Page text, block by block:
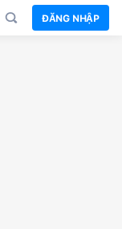
ĐĂNG NHẬP